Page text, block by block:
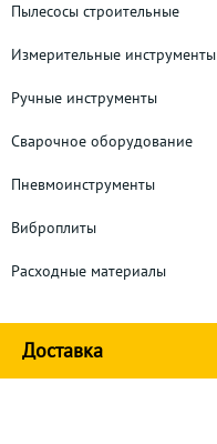
Пылесосы строительные
Измерительные инструменты
Ручные инструменты
Сварочное оборудование
Пневмоинструменты
Виброплиты
Расходные материалы
Доставка